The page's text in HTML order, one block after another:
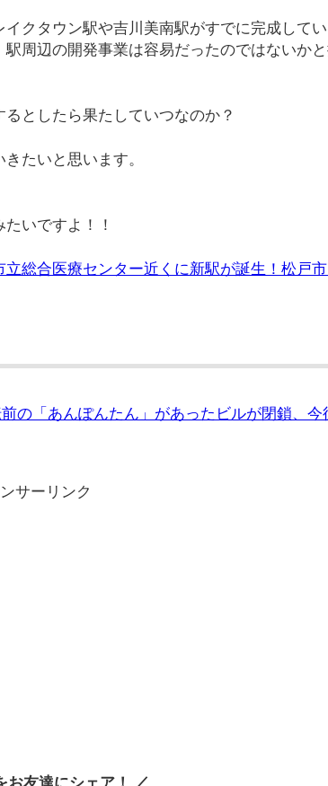
クタウン駅や吉川美南駅がすでに完成してい
周辺の開発事業は容易だったのではないか
としたら果たしていつなのか？
たいと思います。
いですよ！！
総合医療センター近くに新駅が誕生！松戸市
の「あんぽんたん」があったビルが閉鎖、今
サーリンク